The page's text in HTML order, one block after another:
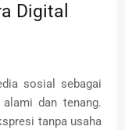
Digital
sosial sebagai
dan tenang.
tanpa usaha